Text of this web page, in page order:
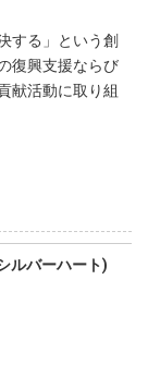
する」という創
復興支援ならび
献活動に取り組
ルバーハート)